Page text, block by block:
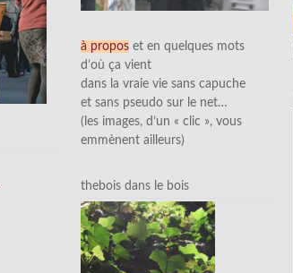
à propos et en quelques mots
d’où ça vient
dans la vraie vie sans capuche
et sans pseudo sur le net…
(les images, d’un « clic », vous
emmènent ailleurs)
thebois dans le bois